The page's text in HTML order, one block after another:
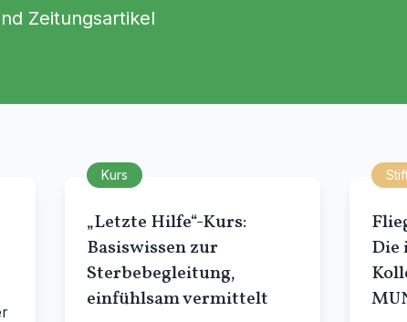
Zeitungsartikel
Kurs
„Letzte Hilfe“-Kurs:
Basiswissen zur
Sterbebegleitung,
einfühlsam vermittelt
Die